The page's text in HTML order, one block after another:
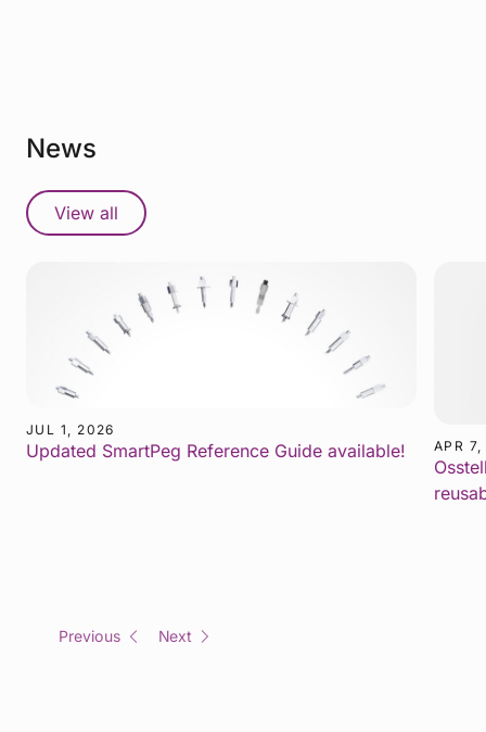
News
View all
JUL 1, 2026
Updated SmartPeg Reference Guide available! APR
Previous Next